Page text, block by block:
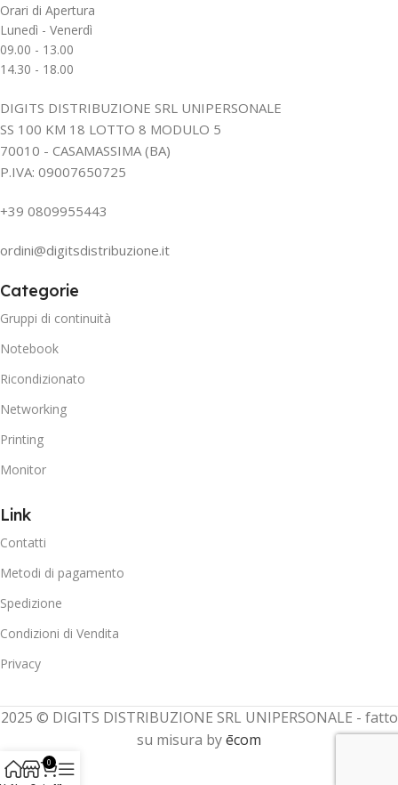
Orari di Apertura
Lunedì - Venerdì
09.00 - 13.00
14.30 - 18.00
DIGITS DISTRIBUZIONE SRL UNIPERSONALE
SS 100 KM 18 LOTTO 8 MODULO 5
70010 - CASAMASSIMA (BA)
P.IVA: 09007650725
+39 0809955443
ordini@digitsdistribuzione.it
Categorie
Gruppi di continuità
Notebook
Ricondizionato
Networking
Printing
Monitor
Link
Contatti
Metodi di pagamento
Spedizione
Condizioni di Vendita
Privacy
2025 © DIGITS DISTRIBUZIONE SRL UNIPERSONALE - fatto
su misura byēcom
0